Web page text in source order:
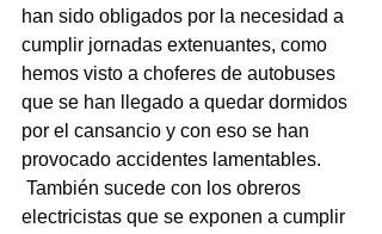
han sido obligados por la necesidad a
cumplir jornadas extenuantes, como
hemos visto a choferes de autobuses
que se han llegado a quedar dormidos
por el cansancio y con eso se han
provocado accidentes lamentables.
También sucede con los obreros
electricistas que se exponen a cumplir